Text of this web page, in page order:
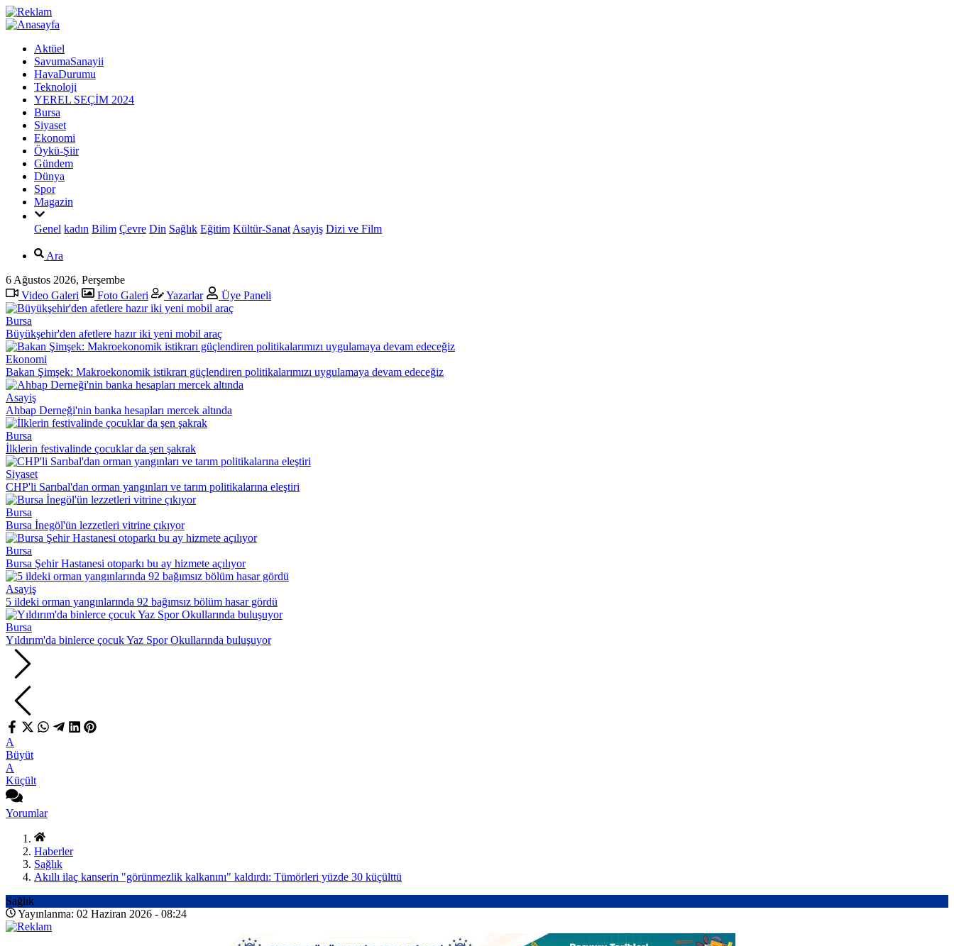
Aktüel
SavumaSanayii
HavaDurumu
Teknoloji
YEREL SEÇİM 2024
Bursa
Siyaset
Ekonomi
Öykü-Şiir
Gündem
Dünya
Spor
Magazin
Genel kadın Bilim Çevre Din Sağlık Eğitim Kültür-Sanat Asayiş Dizi ve Film
Ara
6 Ağustos 2026, Perşembe
Video Galeri
Foto Galeri Yazarlar Üye Paneli
Bursa
Büyükşehir'den afetlere hazır iki yeni mobil araç
Ekonomi
Bakan Şimşek: Makroekonomik istikrarı güçlendiren politikalarımızı uygulamaya devam edeceğiz
Asayiş
Ahbap Derneği'nin banka hesapları mercek altında
Bursa
İlklerin festivalinde çocuklar da şen şakrak
Siyaset
CHP'li Sarıbal'dan orman yangınları ve tarım politikalarına eleştiri
Bursa
Bursa İnegöl'ün lezzetleri vitrine çıkıyor
Bursa
Bursa Şehir Hastanesi otoparkı bu ay hizmete açılıyor
Asayiş
5 ildeki orman yangınlarında 92 bağımsız bölüm hasar gördü
Bursa
Yıldırım'da binlerce çocuk Yaz Spor Okullarında buluşuyor
A
Büyüt
A
Küçült
Yorumlar
Haberler
Sağlık
Akıllı ilaç kanserin "görünmezlik kalkanını" kaldırdı: Tümörleri yüzde 30 küçülttü
Sağlık
Yayınlanma: 02 Haziran 2026 - 08:24